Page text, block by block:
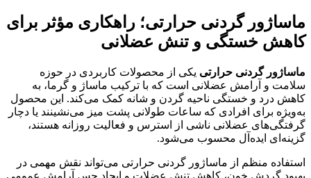
ماساژور گردنی حرارتی؛ راهکاری مؤثر برای
کاهش خستگی و تنش عضلانی
ماساژور گردنی حرارتی یکی از محصولات کاربردی در حوزه
سلامت و آرامش عضلانی است که با ترکیب ماساژ و گرما، به
کاهش درد و خستگی ناحیه گردن و شانه کمک می‌کند. این محصول
به‌ویژه برای افرادی که ساعات طولانی پشت میز می‌نشینند یا دچار
گرفتگی‌های عضلانی ناشی از استرس و فعالیت روزانه هستند،
گزینه‌ای ایده‌آل محسوب می‌شود.
استفاده منظم از ماساژور گردنی حرارتی می‌تواند نقش مهمی در
بهبود گردش خون، کاهش تنش عضلات و ایجاد حس آرامش عمومی